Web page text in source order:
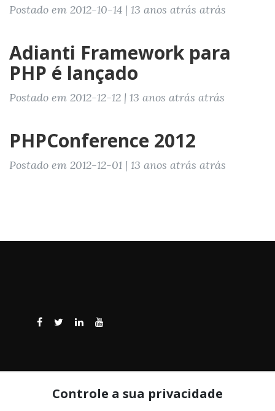
Postado em 2012-10-14 | 13 anos atrás atrás
Adianti Framework para
PHP é lançado
Postado em 2012-12-12 | 13 anos atrás atrás
PHPConference 2012
Postado em 2012-12-01 | 13 anos atrás atrás
Controle a sua privacidade